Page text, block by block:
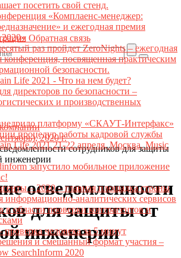
Обратная связь
посетить свой стенд.
«Комплаенс-менеджер:
и ежегодная премия
раз пройдет ZeroNights – ежегодная
конференция, посвященная практическим
безопасности.
Life 2021 - Что на нем будет?
директоров по безопасности –
и производственных
платформу «СКАУТ-Интерфакс»
процедур работы кадровой службы
Life 2021 21-22 апреля, Москва, Music
запустило мобильное приложение
– 2020 – главная площадка страны
информационно-аналитических сервисов
в области проверки контрагентов и
проверка человека за 5 минут
и смешанный формат участия –
SearchInform 2020
2020 г.
сотрудников для защиты
инженерии
осведомленности
для защиты от
инженерии